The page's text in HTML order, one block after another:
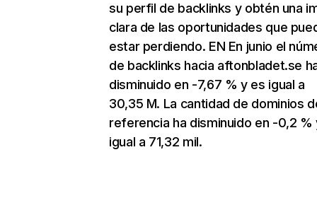
su perfil de backlinks y obtén una
clara de las oportunidades que
estar perdiendo. EN En junio el
de backlinks hacia aftonbladet.se
disminuido en -7,67 % y es igual a
30,35 M. La cantidad de dominios
referencia ha disminuido en -0,2 %
igual a 71,32 mil.